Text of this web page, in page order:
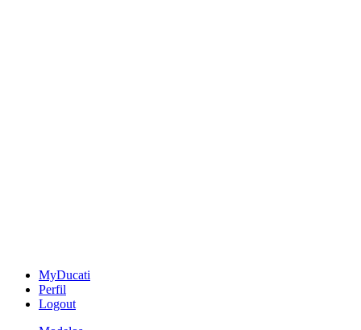
MyDucati
Perfil
Logout